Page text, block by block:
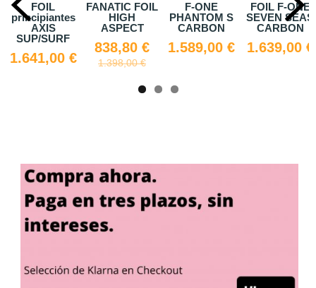
€
FANATIC FOIL
HIGH
ASPECT
838,80 €
1.398,00 €
F-ONE
PHANTOM S
CARBON
1.589,00 €
FOIL F-ONE
SEVEN SEAS
CARBON
1.639,00 €
Foil Wing
AMP
698,60
998,00 €